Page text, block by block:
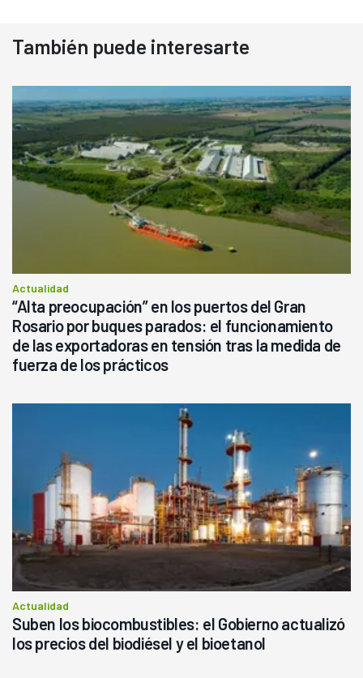
También puede interesarte
Actualidad
“Alta preocupación” en los puertos del Gran
Rosario por buques parados: el funcionamiento
de las exportadoras en tensión tras la medida de
fuerza de los prácticos
Actualidad
Suben los biocombustibles: el Gobierno actualizó
los precios del biodiésel y el bioetanol